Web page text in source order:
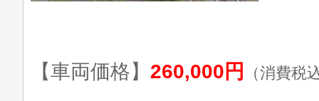
【車両価格】 260,000円 （消費税